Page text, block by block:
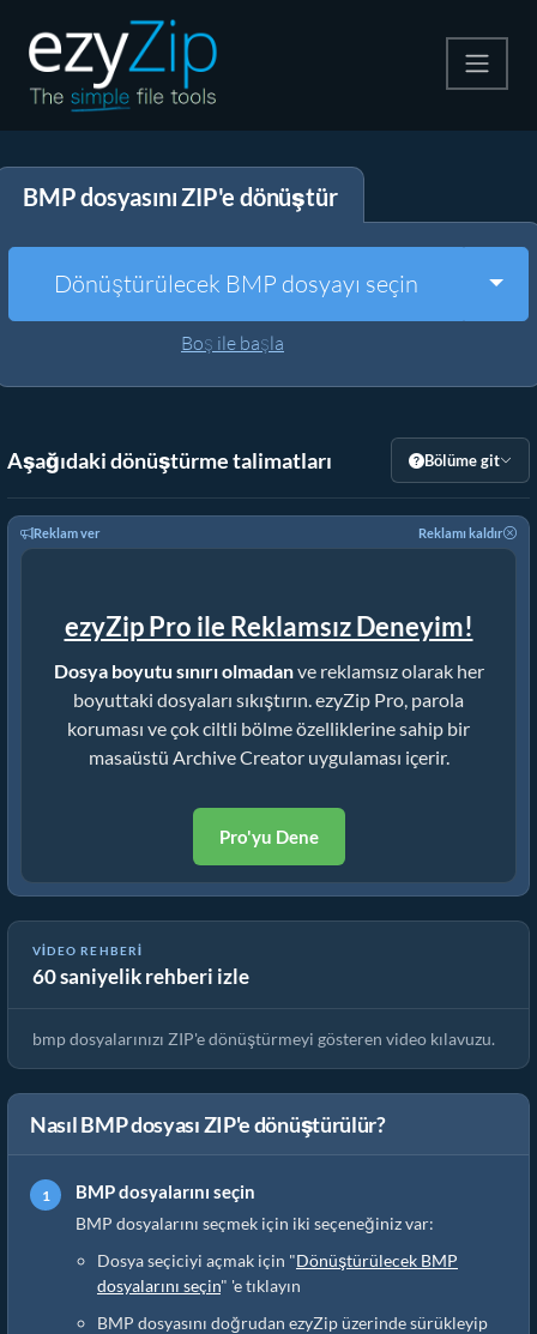
Çıkart
Diğer Araçlar
BMP dosyasını ZIP'e dönüştür
Dönüştürülecek BMP dosyayı seçin
Boş ile başla
Aşağıdaki dönüştürme talimatları Bölüme git
Reklam ver Reklamı kaldır
ezyZip Pro ile Reklamsız Deneyim!
Dosya boyutu sınırı olmadanve reklamsız olarak her
boyuttaki dosyaları sıkıştırın. ezyZip Pro, parola
koruması ve çok ciltli bölme özelliklerine sahip bir
masaüstü Archive Creator uygulaması içerir.
Pro'yu Dene
VIDEO REHBERI
60 saniyelik rehberi izle
Dosyaları ZIP'e Online Nasıl Dönüştürürsünüz (Basit Rehber)
bmp dosyalarınızı ZIP'e dönüştürmeyi gösteren video kılavuzu.
Nasıl BMP dosyası ZIP'e dönüştürülür?
BMP dosyalarını seçin
BMP dosyalarını seçmek için iki seçeneğiniz var:
Dosya seçiciyi açmak için "Dönüştürülecek BMP
dosyalarını seçin" 'e tıklayın
BMP dosyasını doğrudan ezyZip üzerinde sürükleyip